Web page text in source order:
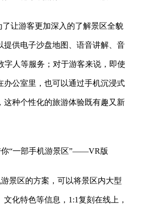
了让游客更加深入的了解景区全貌
提供电子沙盘地图、语音讲解、音
字人等服务；对于游客来说，即使
办公室里，也可以通过手机沉浸式
这种个性化的旅游体验既有趣又新
景区的方案，可以将景区内大型
化特色等信息，1:1复刻在线上，